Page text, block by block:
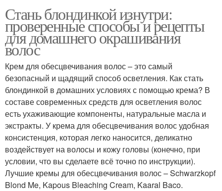
Стань блондинкой изнутри:
проверенные способы и рецепты
для домашнего окрашивания
волос
Крем для обесцвечивания волос – это самый
безопасный и щадящий способ осветления. Как стать
блондинкой в домашних условиях с помощью крема? В
составе современных средств для осветления волос
есть ухаживающие компоненты, натуральные масла и
экстракты. У крема для обесцвечивания волос удобная
консистенция, которая легко наносится, деликатно
воздействует на волосы и кожу головы (конечно, при
условии, что вы сделаете всё точно по инструкции).
Лучшие кремы для обесцвечивания волос – Schwarzkopf
Blond Me, Kapous Bleaching Cream, Kaaral Baco.